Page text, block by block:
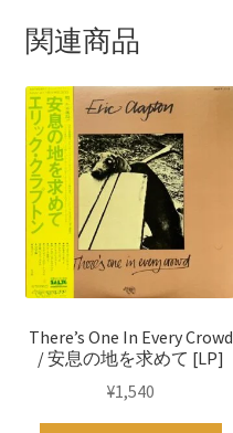
関連商品
There’s One In Every Crowd
/ 安息の地を求めて [LP]
¥1,540